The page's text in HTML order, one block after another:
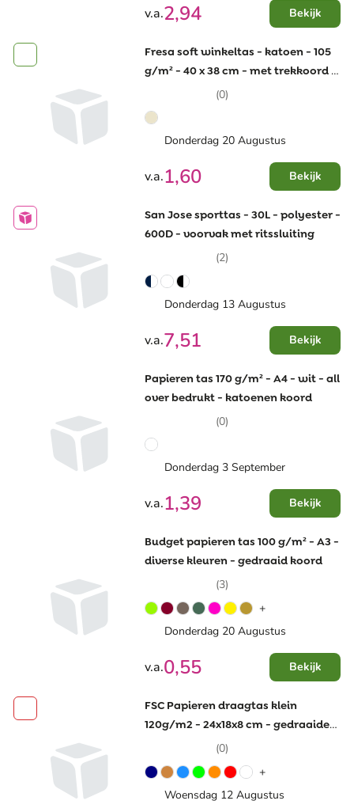
v.a.2,94 Bekijk
Fresa soft winkeltas - katoen - 105
g/m² - 40 x 38 cm - met trekkoord -
(0)
Donderdag 20 Augustus
v.a.1,60 Bekijk
San Jose sporttas - 30L - polyester -
600D - voorvak met ritssluiting
(2)
Donderdag 13 Augustus
v.a.7,51 Bekijk
Papieren tas 170 g/m² - A4 - wit - all
over bedrukt - katoenen koord
(0)
Donderdag 3 September
v.a.1,39 Bekijk
Budget papieren tas 100 g/m² - A3 -
diverse kleuren - gedraaid koord
(3)
+
Donderdag 20 Augustus
v.a.0,55 Bekijk
FSC Papieren draagtas klein
120g/m2 - 24x18x8 cm - gedraaide
(0)
+
Woensdag 12 Augustus